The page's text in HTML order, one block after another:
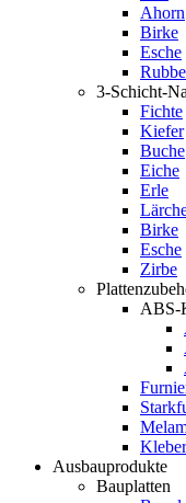
Ahorn
Birke
Esche
3-Schicht-
Fichte
Kiefer
Buche
Eiche
Erle
Birke
Esche
Zirbe
ABS-
Kleber
Ausbauprodukte
Bauplatten